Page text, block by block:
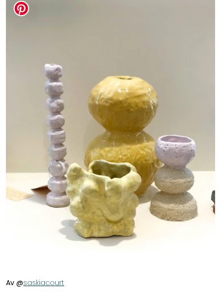
Av @saskiacourt